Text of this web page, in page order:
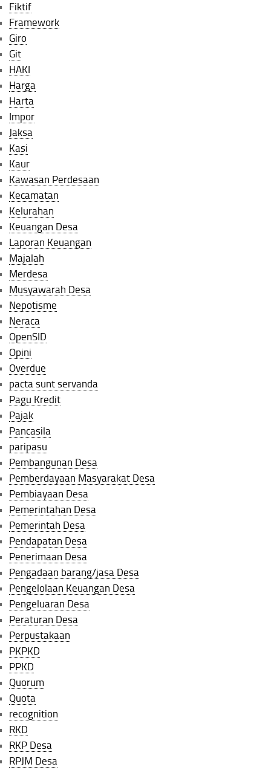
Fiktif
Framework
Giro
Git
HAKI
Harga
Harta
Impor
Jaksa
Kasi
Kaur
Kawasan Perdesaan
Kecamatan
Kelurahan
Keuangan Desa
Laporan Keuangan
Majalah
Merdesa
Musyawarah Desa
Nepotisme
Neraca
OpenSID
Opini
Overdue
pacta sunt servanda
Pagu Kredit
Pajak
Pancasila
paripasu
Pembangunan Desa
Pemberdayaan Masyarakat Desa
Pembiayaan Desa
Pemerintahan Desa
Pemerintah Desa
Pendapatan Desa
Penerimaan Desa
Pengadaan barang/jasa Desa
Pengelolaan Keuangan Desa
Pengeluaran Desa
Peraturan Desa
Perpustakaan
PKPKD
PPKD
Quorum
Quota
recognition
RKD
RKP Desa
RPJM Desa